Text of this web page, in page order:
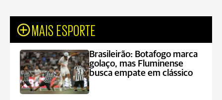
MAIS ESPORTE
Brasileirão: Botafogo marca
golaço, mas Fluminense
busca empate em clássico